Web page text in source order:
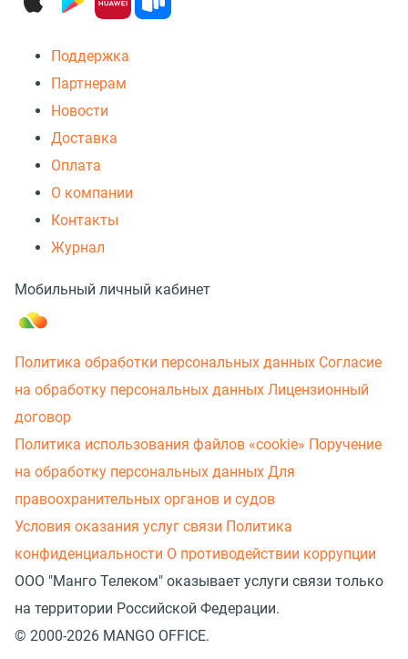
Поддержка
Партнерам
Новости
Доставка
Оплата
О компании
Контакты
Журнал
Мобильный личный кабинет
Политика обработки персональных данных Согласие
на обработку персональных данных Лицензионный
договор
Политика использования файлов «cookie» Поручение
на обработку персональных данных Для
правоохранительных органов и судов
Условия оказания услуг связи Политика
конфиденциальности О противодействии коррупции
ООО "Манго Телеком" оказывает услуги связи только
на территории Российской Федерации.
© 2000-2026 MANGO OFFICE.